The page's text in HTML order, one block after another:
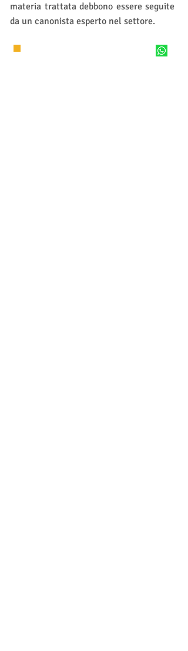
materia trattata debbono essere seguite
da un canonista esperto nel settore.